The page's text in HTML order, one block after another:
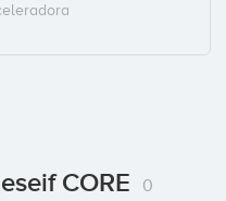
CORE 0